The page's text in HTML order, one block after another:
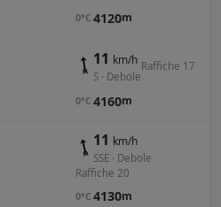
0°C 4120m
11 km/h
S · Debole
Raffiche 17
0°C 4160m
11 km/h
SSE · Debole
Raffiche 20
0°C 4130m